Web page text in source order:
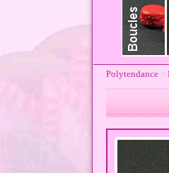
Polytendance >